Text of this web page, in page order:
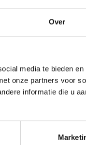
Over
media te bieden en
onze partners voor
informatie die u
project